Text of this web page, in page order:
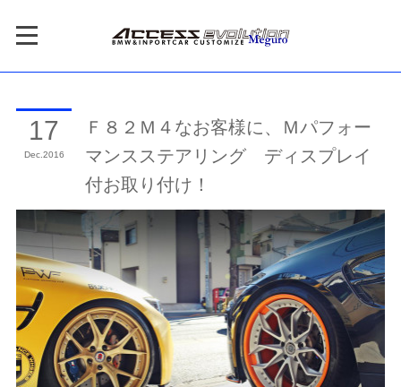
17
Dec 2016
Ｆ８２Ｍ４なお客様に、Ｍパフォー
マンスステアリング ディスプレイ
付お取り付け！